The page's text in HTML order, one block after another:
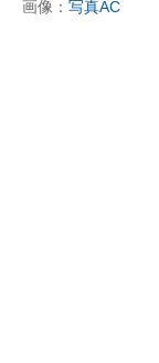
画像： 写真AC